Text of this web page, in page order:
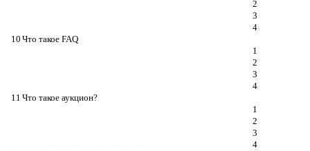
2
3
4
10 Что такое FAQ
1
2
3
4
11 Что такое аукцион?
1
2
3
4